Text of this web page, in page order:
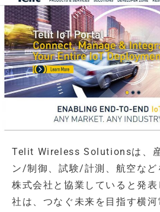
Telit Wireless Solutionsは、
ン/制御、試験/計測、航空など
株式会社と協業していると発
社は、つなぐ未来を目指す横